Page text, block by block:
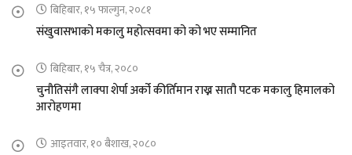
बिहिबार, १५ फाल्गुन, २०८१
संखुवासभाको मकालु महोत्सवमा को को भए सम्मानित
बिहिबार, १५ चैत्र, २०८०
चुनौतिसंगै लाक्पा शेर्पा अर्को कीर्तिमान राख्न सातौ पटक मकालु हिमालको
आरोहणमा
आइतवार, १० बैशाख, २०८०